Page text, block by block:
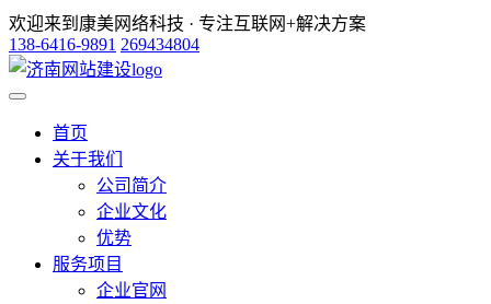
欢迎来到康美网络科技 · 专注互联网+解决方案
138-6416-9891 269434804
首页
关于我们
公司简介
企业文化
优势
服务项目
企业官网